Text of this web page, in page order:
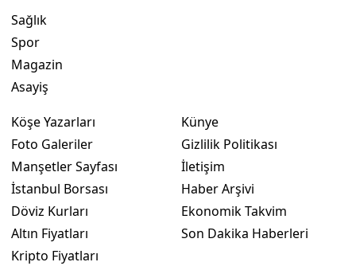
Sağlık
Spor
Magazin
Asayiş
Köşe Yazarları
Foto Galeriler
Manşetler Sayfası
İstanbul Borsası
Döviz Kurları
Altın Fiyatları
Kripto Fiyatları
Künye
Gizlilik Politikası
İletişim
Haber Arşivi
Ekonomik Takvim
Son Dakika Haberleri